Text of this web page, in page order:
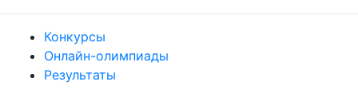
Конкурсы
Онлайн-олимпиады
Результаты